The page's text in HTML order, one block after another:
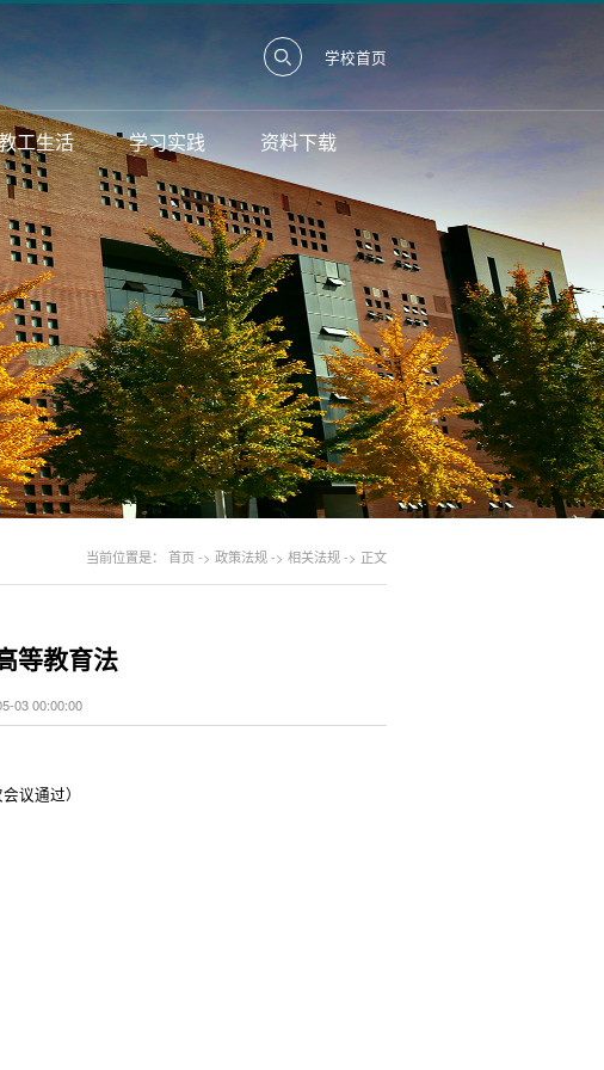
学校首页
工生活 学习实践 资料下载
当前位置是： 首页-> 政策法规-> 相关法规-> 正文
等教育法
03 00:00:00
议通过）